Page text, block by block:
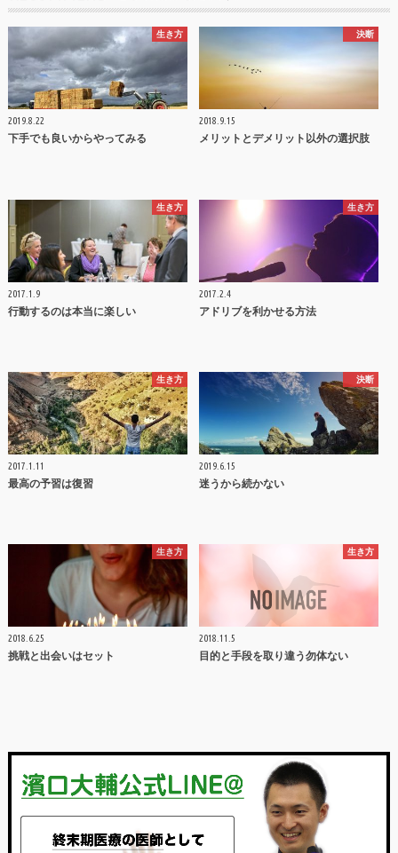
生き方
2019.8.22
下手でも良いからやってみる
決断
2018.9.15
メリットとデメリット以外の選択肢
生き方
2017.1.9
行動するのは本当に楽しい
生き方
2017.2.4
アドリブを利かせる方法
生き方
2017.1.11
最高の予習は復習
決断
2019.6.15
迷うから続かない
生き方
2018.6.25
挑戦と出会いはセット
生き方
2018.11.5
目的と手段を取り違う勿体ない